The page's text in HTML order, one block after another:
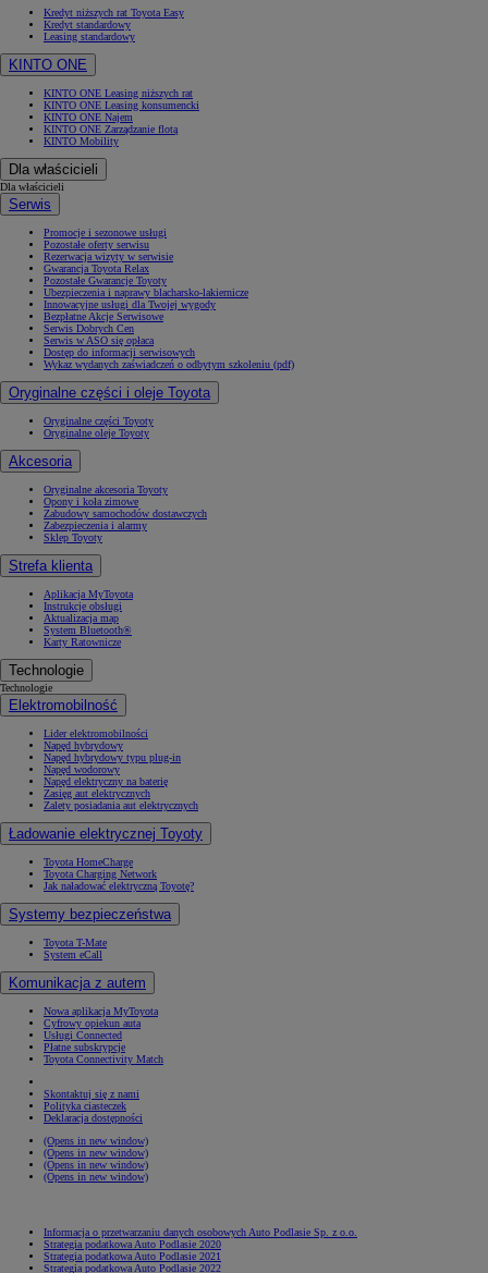
Kredyt niższych rat Toyota Easy
Kredyt standardowy
Leasing standardowy
KINTO ONE
KINTO ONE Leasing niższych rat
KINTO ONE Leasing konsumencki
KINTO ONE Najem
KINTO ONE Zarządzanie flotą
KINTO Mobility
Dla właścicieli
Dla właścicieli
Serwis
Promocje i sezonowe usługi
Pozostałe oferty serwisu
Rezerwacja wizyty w serwisie
Gwarancja Toyota Relax
Pozostałe Gwarancje Toyoty
Ubezpieczenia i naprawy blacharsko-lakiernicze
Innowacyjne usługi dla Twojej wygody
Bezpłatne Akcje Serwisowe
Serwis Dobrych Cen
Serwis w ASO się opłaca
Dostęp do informacji serwisowych
Wykaz wydanych zaświadczeń o odbytym szkoleniu (pdf)
Oryginalne części i oleje Toyota
Oryginalne części Toyoty
Oryginalne oleje Toyoty
Akcesoria
Oryginalne akcesoria Toyoty
Opony i koła zimowe
Zabudowy samochodów dostawczych
Zabezpieczenia i alarmy
Sklep Toyoty
Strefa klienta
Aplikacja MyToyota
Instrukcje obsługi
Aktualizacja map
System Bluetooth®
Karty Ratownicze
Technologie
Technologie
Elektromobilność
Lider elektromobilności
Napęd hybrydowy
Napęd hybrydowy typu plug-in
Napęd wodorowy
Napęd elektryczny na baterię
Zasięg aut elektrycznych
Zalety posiadania aut elektrycznych
Ładowanie elektrycznej Toyoty
Toyota HomeCharge
Toyota Charging Network
Jak naładować elektryczną Toyotę?
Systemy bezpieczeństwa
Toyota T-Mate
System eCall
Komunikacja z autem
Nowa aplikacja MyToyota
Cyfrowy opiekun auta
Usługi Connected
Płatne subskrypcje
Toyota Connectivity Match
Skontaktuj się z nami
Polityka ciasteczek
Deklaracja dostępności
(Opens in new window)
(Opens in new window)
(Opens in new window)
(Opens in new window)
Informacja o przetwarzaniu danych osobowych Auto Podlasie Sp. z o.o.
Strategia podatkowa Auto Podlasie 2020
Strategia podatkowa Auto Podlasie 2021
Strategia podatkowa Auto Podlasie 2022